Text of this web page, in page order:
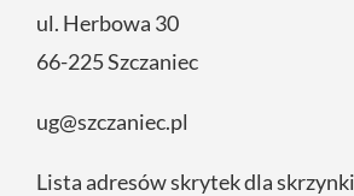
ul. Herbowa 30
66-225 Szczaniec
ug@szczaniec.pl
Lista adresów skrytek dla